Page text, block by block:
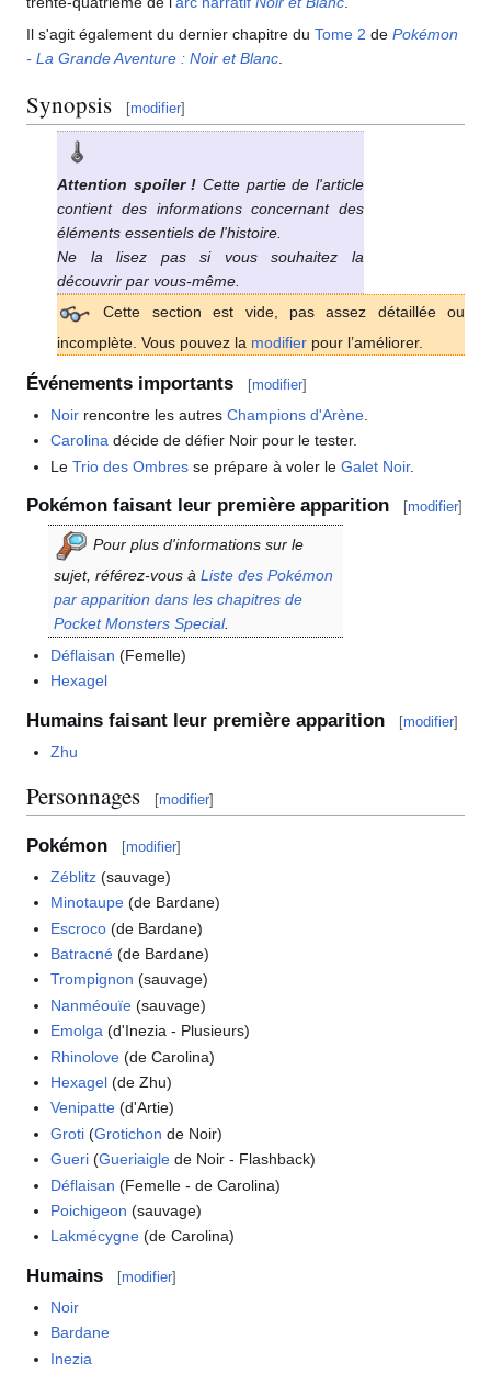
Il s'agit également du dernier chapitre du Tome 2 de Pokémon
- La Grande Aventure : Noir et Blanc
Synopsis [modifier]
Attention spoiler ! Cette partie de l'article
contient des informations concernant des
éléments essentiels de l'histoire.
Ne la lisez pas si vous souhaitez la
découvrir par vous-même.
Cette section est vide, pas assez détaillée ou
incomplète. Vous pouvez la modifier pour l’améliorer.
Événements importants [modifier]
Noir rencontre les autresChampions d'Arène
Carolina décide de défier Noir pour le tester.
LeTrio des Ombres se prépare à voler leGalet Noir.
Pokémon faisant leur première apparition [modifier]
Pour plus d'informations sur le
sujet, référez-vous à Liste des Pokémon
par apparition dans les chapitres de
Pocket Monsters Special.
Déflaisan (Femelle)
Hexagel
Humains faisant leur première apparition [modifier]
Zhu
Personnages [modifier]
Pokémon [modifier]
Zéblitz (sauvage)
Minotaupe (de Bardane)
Escroco (de Bardane)
Batracné (de Bardane)
Trompignon (sauvage)
Nanméouïe (sauvage)
Emolga (d'Inezia - Plusieurs)
Rhinolove (de Carolina)
Hexagel (de Zhu)
Venipatte (d'Artie)
Groti (Grotichon de Noir)
Gueri (Gueriaigle de Noir - Flashback)
Déflaisan (Femelle - de Carolina)
Poichigeon (sauvage)
Lakmécygne (de Carolina)
Humains [modifier]
Noir
Bardane
Inezia